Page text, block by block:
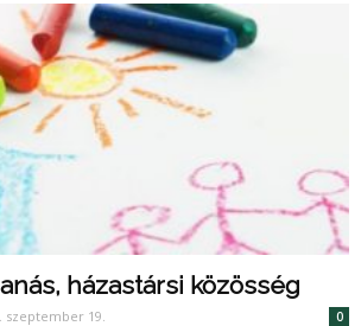
házastársi közösség
szeptember 19. 0